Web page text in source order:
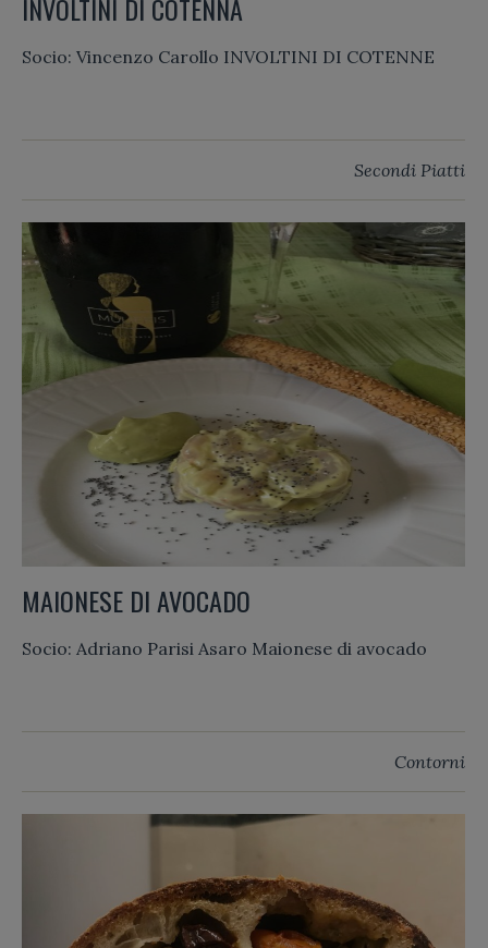
INVOLTINI DI COTENNA
Socio: Vincenzo Carollo INVOLTINI DI COTENNE
Secondi Piatti
MAIONESE DI AVOCADO
Socio: Adriano Parisi Asaro Maionese di avocado
Contorni